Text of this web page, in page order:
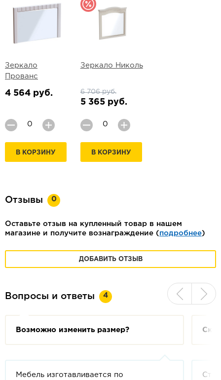
Зеркало
Прованс
4 564 руб.
В КОРЗИНУ
Зеркало Николь
6 706 руб.
5 365 руб.
В КОРЗИНУ
Отзывы 0
Оставьте отзыв на купленный товар в нашем
магазине и получите вознаграждение (подробнее)
ДОБАВИТЬ ОТЗЫВ
Вопросы и ответы 4
Возможно изменить размер?
Мебель изготавливается по